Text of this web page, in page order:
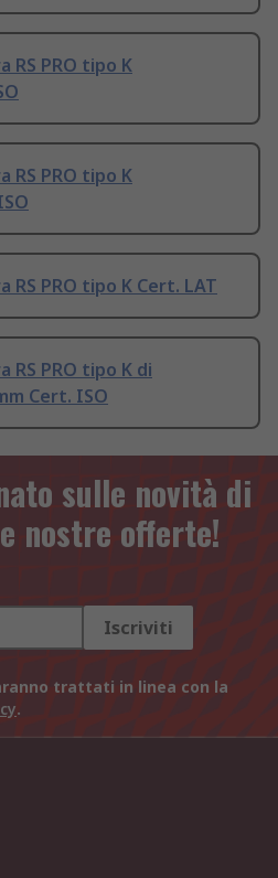
RS PRO tipo K
RS PRO tipo K
PRO tipo K Cert. LAT
PRO tipo K di
Cert. ISO
sulle novità di
nostre offerte!
Iscriviti
trattati in linea con la
.